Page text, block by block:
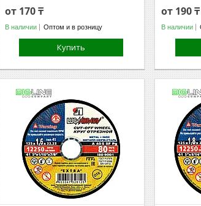
от 170 ₸
В наличии Оптом и в розницу
Купить
от 190 ₸
В наличии